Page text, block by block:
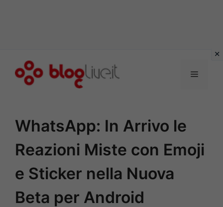
Menu
WhatsApp: In Arrivo le
Reazioni Miste con Emoji
e Sticker nella Nuova
Beta per Android